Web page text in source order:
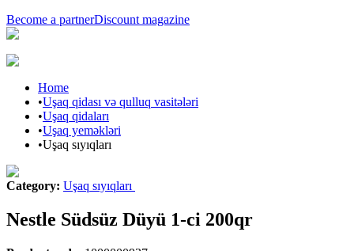
Become a partnerDiscount magazine
Home
•Uşaq qidası və qulluq vasitələri
•Uşaq qidaları
•Uşaq yeməkləri
•Uşaq sıyıqları
Category: Uşaq sıyıqları
Nestle Südsüz Düyü 1-ci 200qr